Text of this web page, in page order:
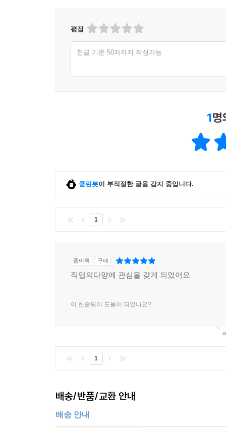
평점
한글 기준 50자까지 작성가능
1명
클린봇이 부적절한 글을 감지 중입니다.
1
종이책 구매
직업의다양에 관심을 갖게 되었어요
이 한줄평이 도움이 되었나요?
1
배송/반품/교환 안내
배송 안내